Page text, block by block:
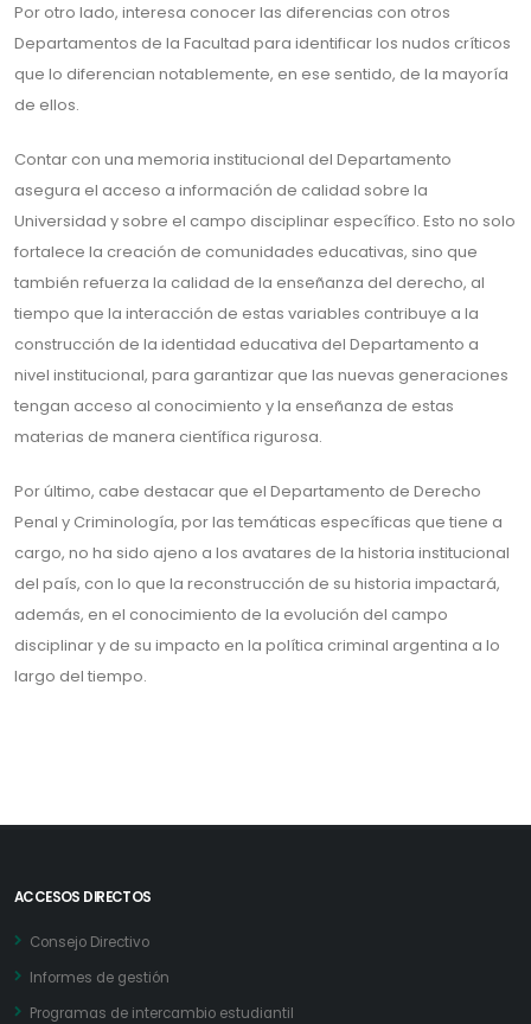
Por otro lado, interesa conocer las diferencias con otros
Departamentos de la Facultad para identificar los nudos críticos
que lo diferencian notablemente, en ese sentido, de la mayoría
de ellos.
Contar con una memoria institucional del Departamento
asegura el acceso a información de calidad sobre la
Universidad y sobre el campo disciplinar específico. Esto no solo
fortalece la creación de comunidades educativas, sino que
también refuerza la calidad de la enseñanza del derecho, al
tiempo que la interacción de estas variables contribuye a la
construcción de la identidad educativa del Departamento a
nivel institucional, para garantizar que las nuevas generaciones
tengan acceso al conocimiento y la enseñanza de estas
materias de manera científica rigurosa.
Por último, cabe destacar que el Departamento de Derecho
Penal y Criminología, por las temáticas específicas que tiene a
cargo, no ha sido ajeno a los avatares de la historia institucional
del país, con lo que la reconstrucción de su historia impactará,
además, en el conocimiento de la evolución del campo
disciplinar y de su impacto en la política criminal argentina a lo
largo del tiempo.
ACCESOS DIRECTOS
Consejo Directivo
Informes de gestión
Programas de intercambio estudiantil